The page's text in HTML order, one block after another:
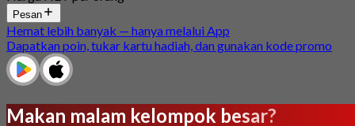
Pesan
Hemat lebih banyak — hanya melalui App
Dapatkan poin, tukar kartu hadiah, dan gunakan kode promo
Makan malam kelompok besar?